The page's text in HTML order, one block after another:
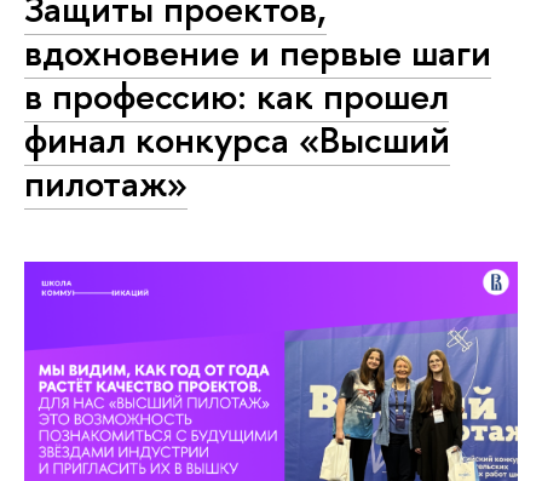
вдохновение и первые шаги
в профессию: как прошел
финал конкурса «Высший
пилотаж»